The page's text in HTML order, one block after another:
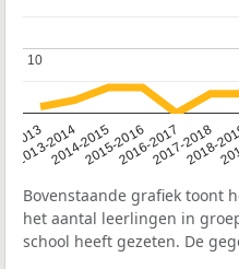
2013
2013-2014
2014-20152015-20162016-20172017-2018
2018-
10
10
Bovenstaande grafiek toont
het aantal leerlingen in
school heeft gezeten. De